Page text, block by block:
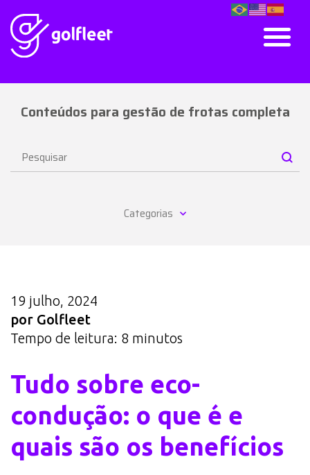
Conteúdos para gestão de frotas completa
Categorias
19 julho, 2024
por Golfleet
Tempo de leitura: 8 minutos
Tudo sobre eco-
condução: o que é e
quais são os benefícios